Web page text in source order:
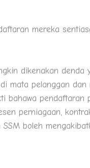
mereka
dikenakan denda
mata pelanggan dan
bahawa pendaftaran
perniagaan,
boleh